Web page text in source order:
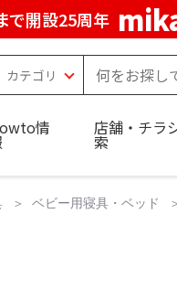
で開設25周年
情 店舗・チラ
索
ベビー用寝具・ベッド